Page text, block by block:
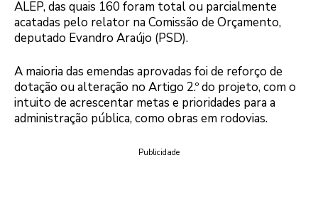
ALEP, das quais 160 foram total ou parcialmente
acatadas pelo relator na Comissão de Orçamento,
deputado Evandro Araújo (PSD).
A maioria das emendas aprovadas foi de reforço de
dotação ou alteração no Artigo 2.º do projeto, com o
intuito de acrescentar metas e prioridades para a
administração pública, como obras em rodovias.
Publicidade